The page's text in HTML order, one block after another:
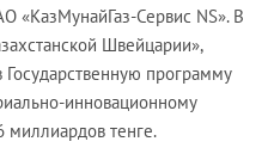
«КазМунайГаз-Сервис NS». В
Швейцарии»,
программу
инновационному
миллиардов тенге.